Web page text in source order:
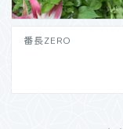
番長ZERO